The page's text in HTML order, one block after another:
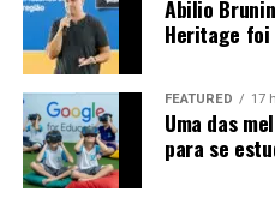
Diante disso, o que
manutenção das compras
uma certeza, apesar dos
dias.
Abilio
Heritage
FEATURED 17
Uma das
para se